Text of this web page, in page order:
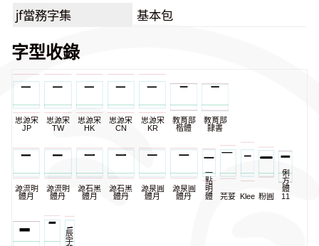
jf當務字集 基本包
字型收錄
思源宋
JP
思源宋
TW
思源宋
HK
思源宋
CN
思源宋
KR
教育部
楷體
教育部
隸書
源流明
體月
源流明
體丹
源石黑
體月
源石黑
體丹
源泉圓
體月
源泉圓
體丹
一
點
明
體
芫荽 KleeOne
粉圓
俐
方
體
11
辰
宇